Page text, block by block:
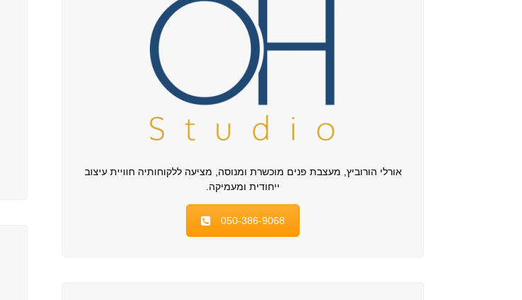
אורלי הורוביץ, מעצבת פנים מוכשרת ומנוסה, מציעה ללקוחותיה חוויית עיצוב
ייחודית ומעמיקה.
050-386-9068